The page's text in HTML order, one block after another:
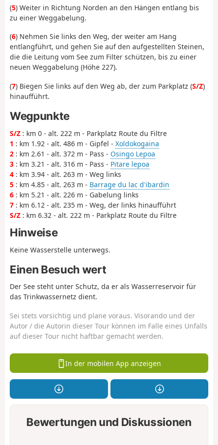
(5) Weiter in Richtung Norden an den Hängen entlang bis
zu einer Weggabelung.
(6) Nehmen Sie links den Weg, der weiter am Hang
entlangführt, und gehen Sie auf den aufgestellten Steinen,
die die Leitung vom See zum Filter schützen, bis zu einer
neuen Weggabelung (Höhe 227).
(7) Biegen Sie links auf den Weg ab, der zum Parkplatz (S/Z)
hinaufführt.
Wegpunkte
S/Z : km 0 - alt. 222 m - Parkplatz Route du Filtre
1 : km 1.92 - alt. 486 m - Gipfel - Xoldokogaina
2 : km 2.61 - alt. 372 m - Pass - Osingo Lepoa
3 : km 3.21 - alt. 316 m - Pass - Pitare lepoa
4 : km 3.94 - alt. 263 m - Weg links
5 : km 4.85 - alt. 263 m - Barrage du lac d'ibardin
6 : km 5.21 - alt. 226 m - Gabelung links
7 : km 6.12 - alt. 235 m - Weg, der links hinaufführt
S/Z : km 6.32 - alt. 222 m - Parkplatz Route du Filtre
Hinweise
Keine Wasserstelle unterwegs.
Einen Besuch wert
Der See steht unter Schutz, da er als Wasserreservoir für
das Trinkwassernetz dient.
Sei stets vorsichtig und plane voraus. Visorando und der
Autor / die Autorin dieser Tour können im Falle eines Unfalls
auf dieser Tour nicht haftbar gemacht werden.
In der mobilen App anzeigen
Bewertungen und Diskussionen